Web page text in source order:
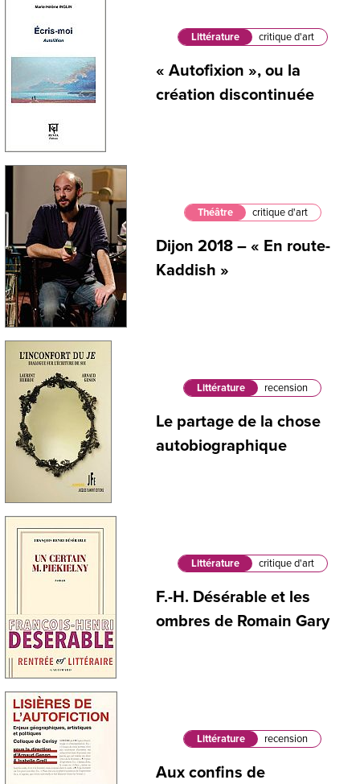
Littérature critique d'art
« Autofixion », ou la
création discontinuée
Théâtre critique d'art
Dijon 2018 – « En route-
Kaddish »
Littérature recension
Le partage de la chose
autobiographique
Littérature critique d'art
F.-H. Désérable et les
ombres de Romain Gary
Littérature recension
Aux confins de